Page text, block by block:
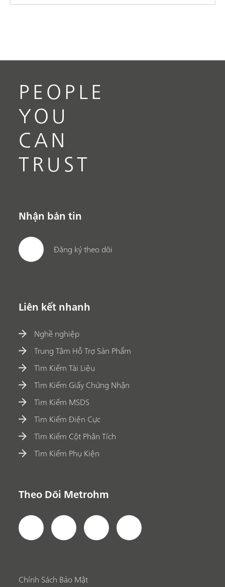
PEOPLE
YOU
CAN
TRUST
Nhận bản tin
Đăng ký theo dõi
Liên kết nhanh
Nghề nghiệp
Trung Tâm Hỗ Trợ Sản Phẩm
Tìm Kiếm Tài Liệu
Tìm Kiếm Giấy Chứng Nhận
Tìm Kiếm MSDS
Tìm Kiếm Điện Cực
Tìm Kiếm Cột Phân Tích
Tìm Kiếm Phụ Kiện
Theo Dõi Metrohm
Chính Sách Bảo Mật